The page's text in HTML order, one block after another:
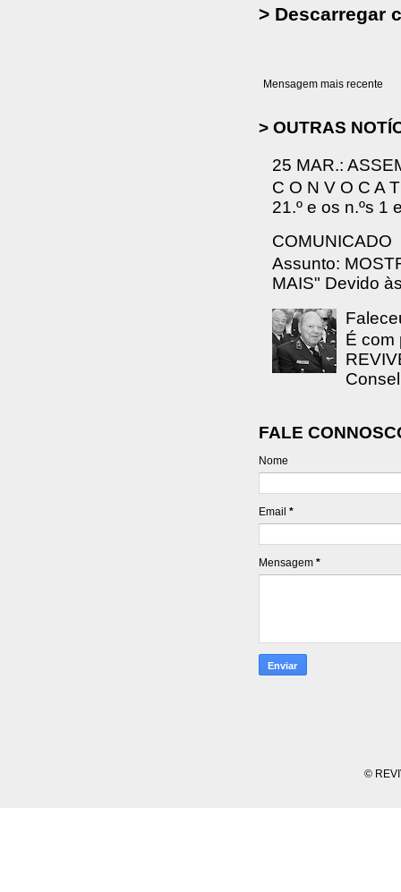
> Descarregar
Mensagem mais recente
> OUTRAS
25 MAR.:
C O N V O C A
21.º e os n.ºs 1
COMUNICADO
Assunto:
MAIS" Devido
É com
FALE
Nome
Email *
Mensagem *
©